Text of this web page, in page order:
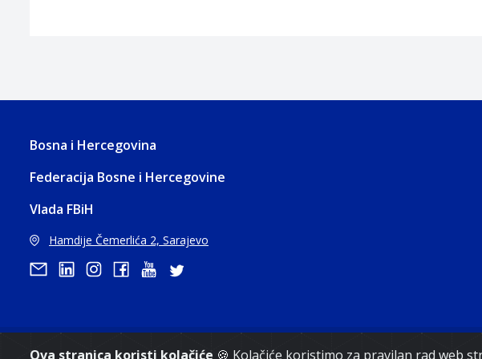
Ova stranica koristi kolačiće 🍪 Kolačiće koristimo za pravilan rad web
Bosna i Hercegovina
Federacija Bosne i Hercegovine
Vlada FBiH
Hamdije Čemerlića 2, Sarajevo
Copyright 2021.